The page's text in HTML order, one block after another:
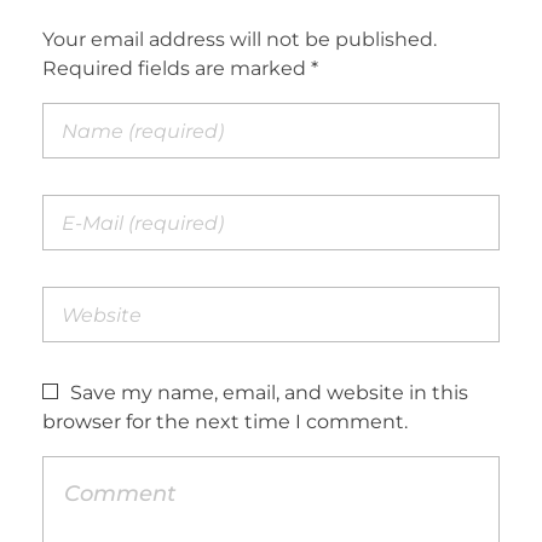
Your email address will not be published.
Required fields are marked *
Save my name, email, and website in this
browser for the next time I comment.